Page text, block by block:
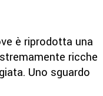
è riprodotta una
ricche
Uno sguardo